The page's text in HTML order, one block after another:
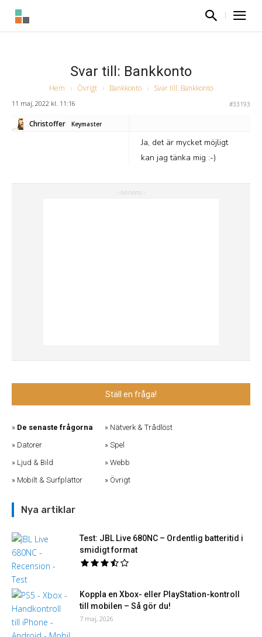
Svar till: Bankkonto
Hem › Övrigt › Bankkonto › Svar till: Bankkonto
11 maj, 2022 kl. 11:16 #33193
Christoffer Keymaster
Ja, det är mycket möjligt
kan jag tänka mig :-)
Ställ en fråga!
De senaste frågorna
Datorer
Ljud & Bild
Mobilt & Surfplattor
Nätverk & Trådlöst
Spel
Webb
Övrigt
Nya artiklar
Test: JBL Live 680NC – Ordentlig batteritid i
smidigt format
Koppla en Xbox- eller PlayStation-kontroll
till mobilen – Så gör du!
7 maj, 2026